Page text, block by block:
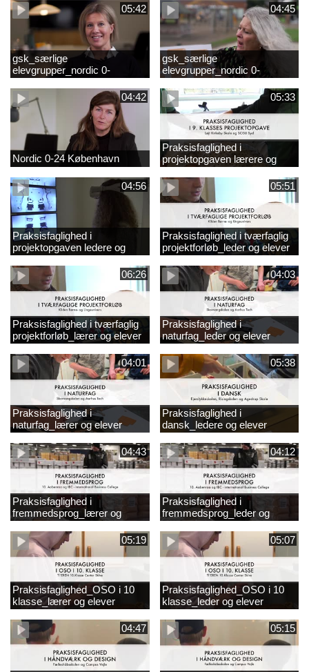
05:42
gsk_særlige
elevgrupper_nordic 0-
24_frederikshavn
04:45
gsk_særlige
elevgrupper_nordic 0-
24_tønder
04:42
Nordic 0-24 København
05:33
Praksisfaglighed i
projektopgaven lærere og
elever
04:56
Praksisfaglighed i
projektopgaven ledere og
elever
05:51
Praksisfaglighed i tværfaglig
projektforløb_leder og elever
06:26
Praksisfaglighed i tværfaglig
projektforløb_lærer og elever
04:03
Praksisfaglighed i
naturfag_leder og elever
04:01
Praksisfaglighed i
naturfag_lærer og elever
05:38
Praksisfaglighed i
dansk_ledere og elever
04:43
Praksisfaglighed i
fremmedsprog_lærer og
elever
04:12
Praksisfaglighed i
fremmedsprog_leder og
elever
05:19
Praksisfaglighed_OSO i 10
klasse_lærer og elever
05:07
Praksisfaglighed_OSO i 10
klasse_leder og elever
04:47 05:15